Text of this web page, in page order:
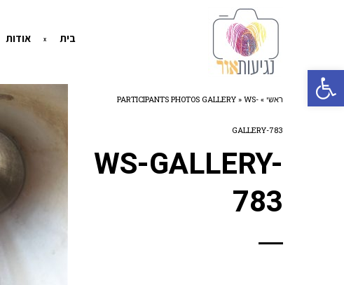
פתח סרגל נגישות
בית אודות
ראשי »
PARTICIPANTS PHOTOS GALLERY » WS-
GALLERY-783
WS-GALLERY-
783